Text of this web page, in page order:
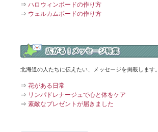
⇒ ハロウィンボードの作り方
⇒ ウェルカムボードの作り方
北海道の人たちに伝えたい、メッセージを掲載します。
⇒ 花がある日常
⇒ リンパドレナージュで心と体をケア
⇒ 素敵なプレゼントが届きました